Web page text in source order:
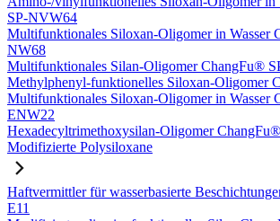
SP-NVW64
Multifunktionales Siloxan-Oligomer in Wasser
NW68
Multifunktionales Silan-Oligomer ChangFu®
Methylphenyl-funktionelles Siloxan-Oligomer
Multifunktionales Siloxan-Oligomer in Wasser
ENW22
Hexadecyltrimethoxysilan-Oligomer
Modifizierte Polysiloxane
Haftvermittler für wasserbasierte
E11